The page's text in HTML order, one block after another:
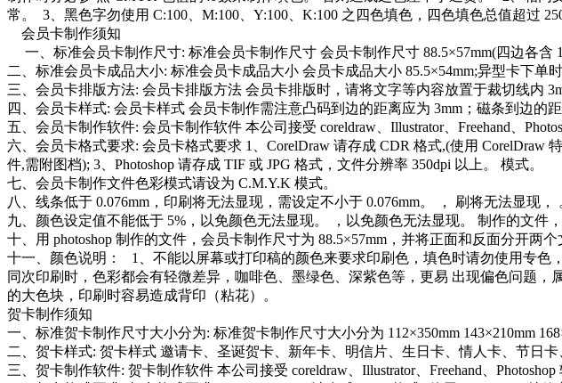
常。 3、黑色字勿使用 C:100、M:100、Y:100、K:100 之四色填色，四色填色总值超过
会员卡制作须知
一、标准会员卡制作尺寸: 标准会员卡制作尺寸 会员卡制作尺寸 88.5×57mm(四边各含
二、标准会员卡成品大小: 标准会员卡成品大小 会员卡成品大小 85.5×54mm;异型卡下单
三、会员卡排版方法: 会员卡排版方法 会员卡排版时，请将文字等内容放置于裁切线内
四、会员卡样式: 会员卡样式 会员卡制作需注意凸码到边的距离应为 3mm；磁条到边的
五、会员卡制作软件: 会员卡制作软件 本公司接受 coreldraw、Illustrator、Freehand、
六、会员卡格式要求: 会员卡格式要求 1、CorelDraw 请存成 CDR 格式,(使用 CorelDraw
件,需附图档); 3、Photoshop 请存成 TIF 或 JPG 格式，文件分辨率 350dpi 以上。 模式。
七、会员卡制作文件色彩模式请设为 C.M.Y.K 模式。
八、线条低于 0.076mm，印刷将无法显现，需设定不小于 0.076mm。 ， 刷将无法显现，
九、颜色设定值不能低于 5%，以免颜色无法显现。 ，以免颜色无法显现。 制作的文件，
十、用 photoshop 制作的文件，会员卡制作尺寸为 88.5×57mm，并将正面和反面分开两
十一、颜色说明： 1、不能以屏幕或打印稿的颜色来要求印刷色，填色时请勿使用专
同次印刷时，色彩都会有轻微差异，咖啡色、墨绿色、深紫色等，更易 出现偏色问题
的大色块，印刷时容易造成背印（粘花）。
贺卡制作须知
一、标准贺卡制作尺寸大小分为: 标准贺卡制作尺寸大小分为 112×350mm 143×210mm
二、贺卡样式: 贺卡样式 邀请卡、圣诞贺卡、新年卡、明信片、生日卡、情人卡、节日
三、贺卡制作软件: 贺卡制作软件 本公司接受 coreldraw、Illustrator、Freehand、